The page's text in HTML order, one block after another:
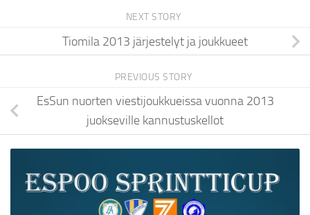
NEXT STORY
Tiomila 2013 järjestelyt ja joukkueet
PREVIOUS STORY
EsSun nuorten viestijoukkueissa vuonna 2013
juokseville kannustuskellot